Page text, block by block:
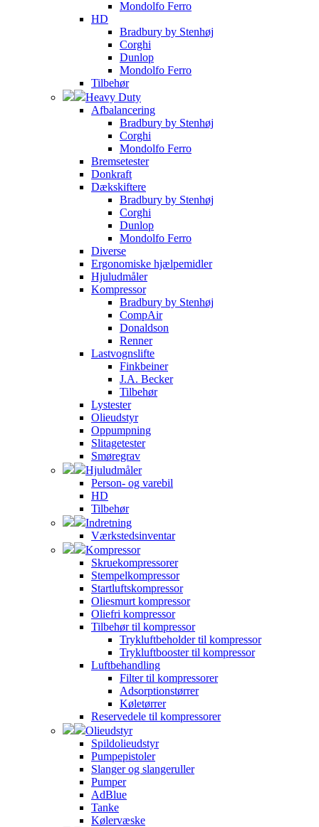
Mondolfo Ferro
HD
Bradbury by Stenhøj
Corghi
Dunlop
Mondolfo Ferro
Tilbehør
Heavy Duty
Afbalancering
Bradbury by Stenhøj
Corghi
Mondolfo Ferro
Bremsetester
Donkraft
Dækskiftere
Bradbury by Stenhøj
Corghi
Dunlop
Mondolfo Ferro
Diverse
Ergonomiske hjælpemidler
Hjuludmåler
Kompressor
Bradbury by Stenhøj
CompAir
Donaldson
Renner
Lastvognslifte
Finkbeiner
J.A. Becker
Tilbehør
Lystester
Olieudstyr
Oppumpning
Slitagetester
Smøregrav
Hjuludmåler
Person- og varebil
HD
Tilbehør
Indretning
Værkstedsinventar
Kompressor
Skruekompressorer
Stempelkompressor
Startluftskompressor
Oliesmurt kompressor
Oliefri kompressor
Tilbehør til kompressor
Trykluftbeholder til kompressor
Trykluftbooster til kompressor
Luftbehandling
Filter til kompressorer
Adsorptionstørrer
Køletørrer
Reservedele til kompressorer
Olieudstyr
Spildolieudstyr
Pumpepistoler
Slanger og slangeruller
Pumper
AdBlue
Tanke
Kølervæske